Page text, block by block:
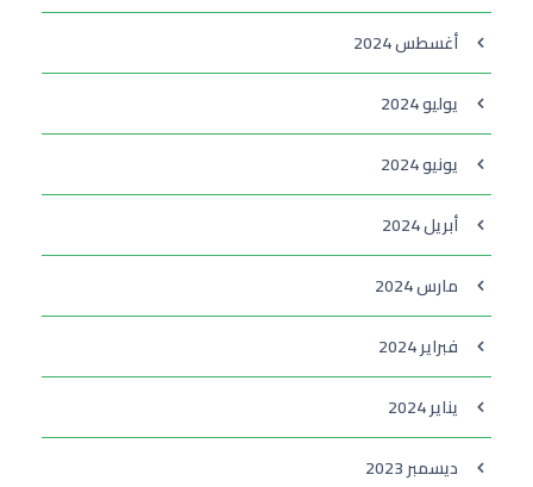
أغسطس 2024
يوليو 2024
يونيو 2024
أبريل 2024
مارس 2024
فبراير 2024
يناير 2024
ديسمبر 2023